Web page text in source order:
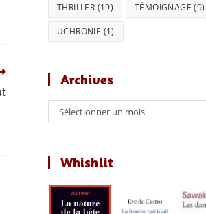
THRILLER (19) TÉMOIGNAGE (9)
UCHRONIE (1)
Archives
Archives
Sélectionner un mois
Whishlit